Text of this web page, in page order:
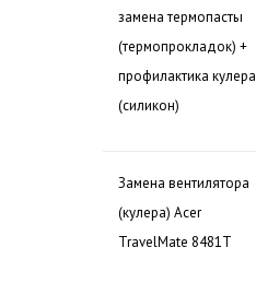
замена термопасты
(термопрокладок) +
профилактика кулера
(силикон)
Замена вентилятора
(кулера) Acer
TravelMate 8481T